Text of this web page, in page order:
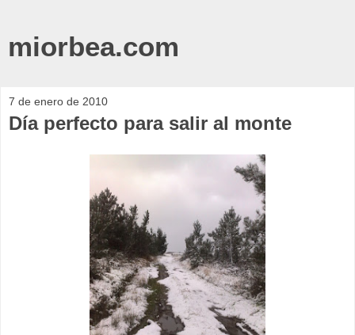
miorbea.com
7 de enero de 2010
Día perfecto para salir al monte